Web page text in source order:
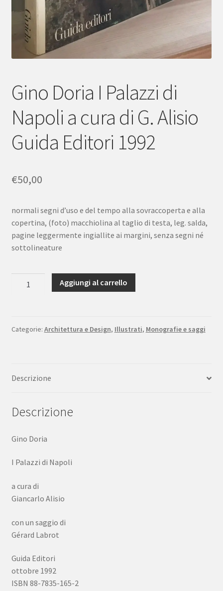
Gino Doria I Palazzi di
Napoli a cura di G. Alisio
Guida Editori 1992
€50,00
normali segni d’uso e del tempo alla sovraccoperta e alla
copertina, (foto) macchiolina al taglio di testa, leg. salda,
pagine leggermente ingiallite ai margini, senza segni né
sottolineature
di
di
Guida
1992
Aggiungi al carrello
Categorie: Architettura e Design, Illustrati, Monografie e saggi
Descrizione
Descrizione
Gino Doria
I Palazzi di Napoli
a cura di
Giancarlo Alisio
con un saggio di
Gérard Labrot
Guida Editori
ottobre 1992
ISBN 88-7835-165-2